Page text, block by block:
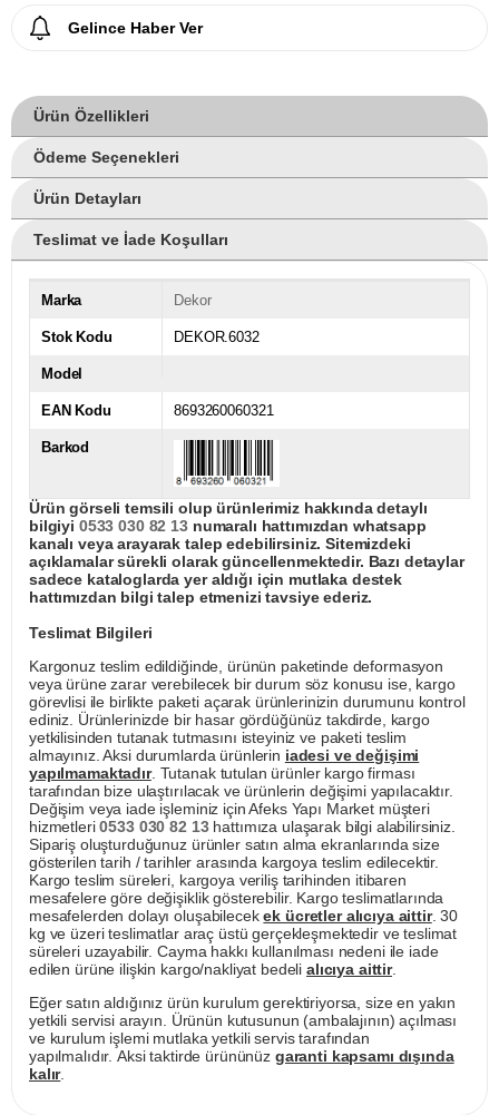
Gelince Haber Ver
Ürün Özellikleri
Ödeme Seçenekleri
Ürün Detayları
Teslimat ve İade Koşulları
Marka Dekor
Stok Kodu DEKOR.6032
Model
EAN Kodu 8693260060321
Barkod
Ürün görseli temsili olup ürünlerimiz hakkında detaylı
bilgiyi 0533 030 82 13numaralı hattımızdan whatsapp
kanalı veya arayarak talep edebilirsiniz. Sitemizdeki
açıklamalar sürekli olarak güncellenmektedir. Bazı detaylar
sadece kataloglarda yer aldığı için mutlaka destek
hattımızdan bilgi talep etmenizi tavsiye ederiz.
Teslimat Bilgileri
Kargonuz teslim edildiğinde, ürünün paketinde deformasyon
veya ürüne zarar verebilecek bir durum söz konusu ise, kargo
görevlisi ile birlikte paketi açarak ürünlerinizin durumunu kontrol
ediniz. Ürünlerinizde bir hasar gördüğünüz takdirde, kargo
yetkilisinden tutanak tutmasını isteyiniz ve paketi teslim
almayınız. Aksi durumlarda ürünlerin iadesi ve değişimi
yapılmamaktadır. Tutanak tutulan ürünler kargo firması
tarafından bize ulaştırılacak ve ürünlerin değişimi yapılacaktır.
Değişim veya iade işleminiz için Afeks Yapı Market müşteri
hizmetleri0533 030 82 13hattımıza ulaşarak bilgi alabilirsiniz.
Sipariş oluşturduğunuz ürünler satın alma ekranlarında size
gösterilen tarih / tarihler arasında kargoya teslim edilecektir.
Kargo teslim süreleri, kargoya veriliş tarihinden itibaren
mesafelere göre değişiklik gösterebilir. Kargo teslimatlarında
mesafelerden dolayı oluşabilecekek ücretler alıcıya aittir. 30
kg ve üzeri teslimatlar araç üstü gerçekleşmektedir ve teslimat
süreleri uzayabilir. Cayma hakkı kullanılması nedeni ile iade
edilen ürüne ilişkin kargo/nakliyat bedeli alıcıya aittir.
Eğer satın aldığınız ürün kurulum gerektiriyorsa, size en yakın
yetkili servisi arayın. Ürünün kutusunun (ambalajının) açılması
ve kurulum işlemi mutlaka yetkili servis tarafından
yapılmalıdır. Aksi taktirde ürününüz garanti kapsamı dışında
kalır.